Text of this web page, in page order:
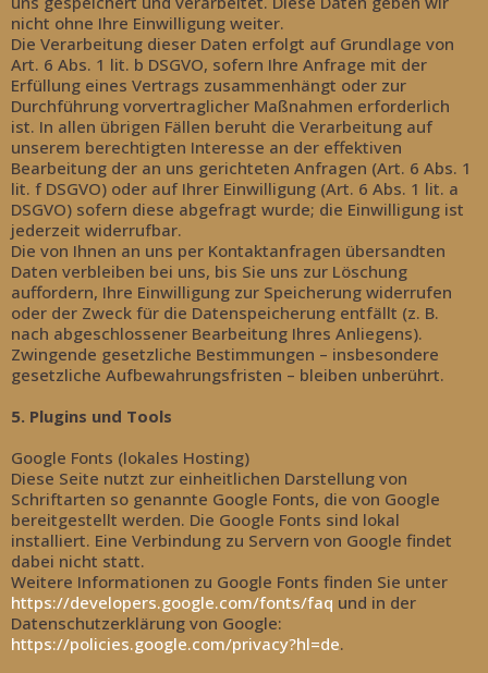
nicht ohne Ihre Einwilligung weiter.
Die Verarbeitung dieser Daten erfolgt auf Grundlage von
Art. 6 Abs. 1 lit. b DSGVO, sofern Ihre Anfrage mit der
Erfüllung eines Vertrags zusammenhängt oder zur
Durchführung vorvertraglicher Maßnahmen erforderlich
ist. In allen übrigen Fällen beruht die Verarbeitung auf
unserem berechtigten Interesse an der effektiven
Bearbeitung der an uns gerichteten Anfragen (Art. 6 Abs. 1
lit. f DSGVO) oder auf Ihrer Einwilligung (Art. 6 Abs. 1 lit. a
DSGVO) sofern diese abgefragt wurde; die Einwilligung ist
jederzeit widerrufbar.
Die von Ihnen an uns per Kontaktanfragen übersandten
Daten verbleiben bei uns, bis Sie uns zur Löschung
auffordern, Ihre Einwilligung zur Speicherung widerrufen
oder der Zweck für die Datenspeicherung entfällt (z. B.
nach abgeschlossener Bearbeitung Ihres Anliegens).
Zwingende gesetzliche Bestimmungen – insbesondere
gesetzliche Aufbewahrungsfristen – bleiben unberührt.
5. Plugins und Tools
Google Fonts (lokales Hosting)
Diese Seite nutzt zur einheitlichen Darstellung von
Schriftarten so genannte Google Fonts, die von Google
bereitgestellt werden. Die Google Fonts sind lokal
installiert. Eine Verbindung zu Servern von Google findet
dabei nicht statt.
Weitere Informationen zu Google Fonts finden Sie unter
https://developers.google.com/fonts/faq und in der
Datenschutzerklärung von Google:
https://policies.google.com/privacy?hl=de.